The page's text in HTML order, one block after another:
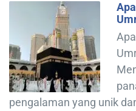
pengalaman yang unik